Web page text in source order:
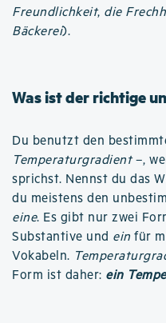
Freundlichkeit, die
Bäckerei).
Was ist der richtige
Du benutzt den
Temperaturgradient–,
sprichst. Nennst du das
du meistens den
eine. Es gibt nur zwei
Substantive und ein für
Vokabeln.
Form ist daher: ein